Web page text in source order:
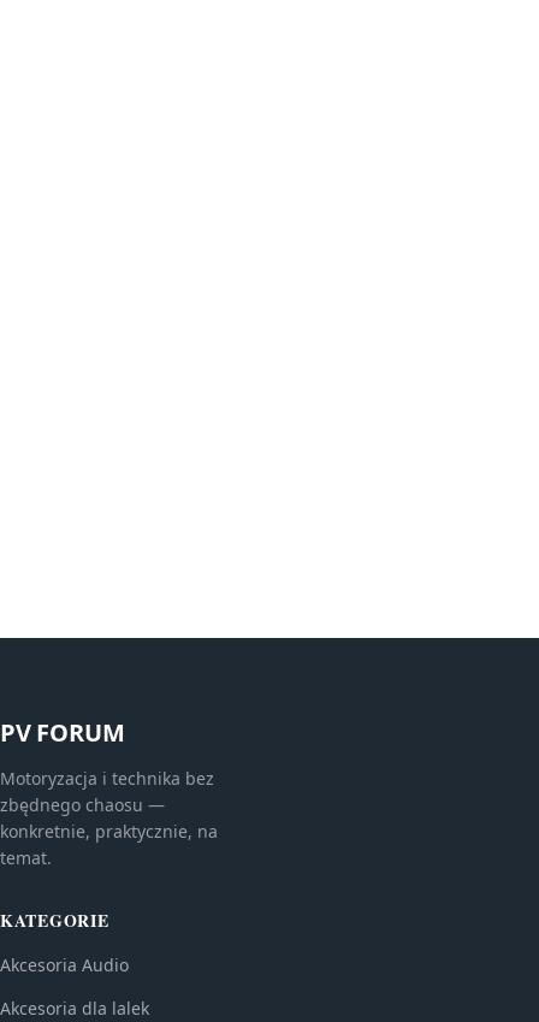
PV FORUM
Motoryzacja i technika bez
zbędnego chaosu —
konkretnie, praktycznie, na
temat.
KATEGORIE
Akcesoria Audio
Akcesoria dla lalek